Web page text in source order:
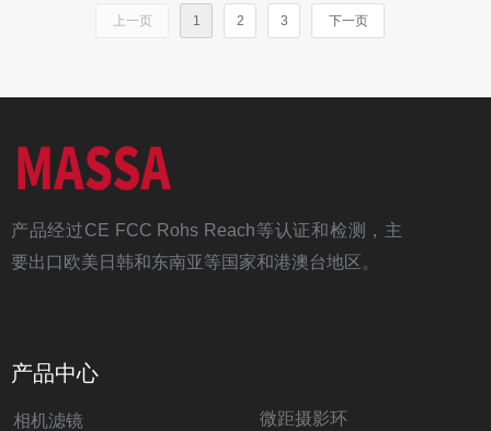
上一页 1 2 3 下一页
产品经过CE FCC Rohs Reach等认证和检测，主
要出口欧美日韩和东南亚等国家和港澳台地区。
产品中心
相机滤镜
微距摄影环